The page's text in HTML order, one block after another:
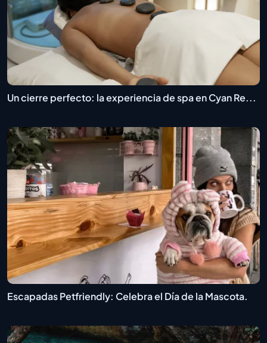
Un cierre perfecto: la experiencia de spa en Cyan Re...
Escapadas Petfriendly: Celebra el Día de la Mascota.